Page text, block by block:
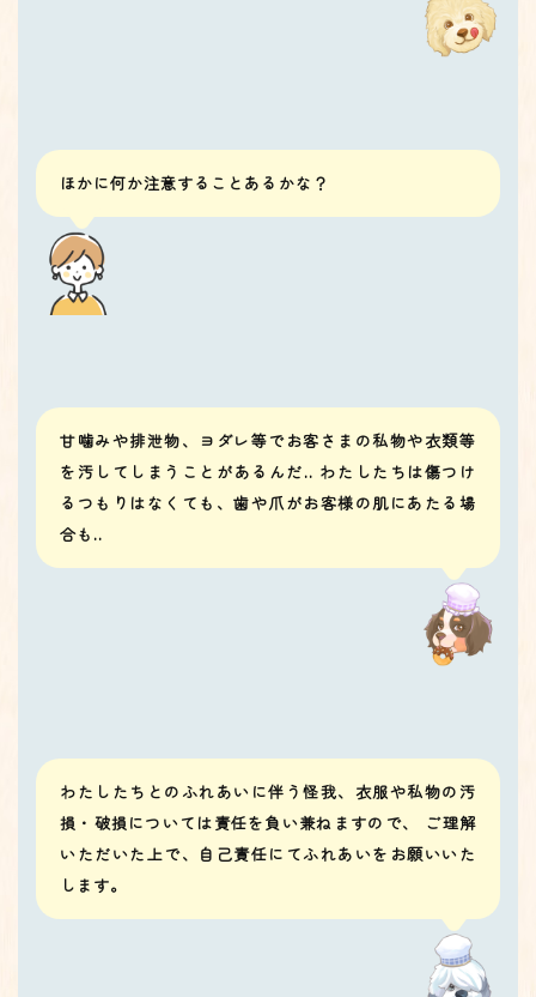
ほかに何か注意することあるかな？
甘噛みや排泄物、ヨダレ等でお客さまの私物や衣類等
を汚してしまうことがあるんだ.. わたしたちは傷つけ
るつもりはなくても、歯や爪がお客様の肌にあたる場
合も..
わたしたちとのふれあいに伴う怪我、衣服や私物の汚
損・破損については責任を負い兼ねますので、 ご理解
いただいた上で、自己責任にてふれあいをお願いいた
します。